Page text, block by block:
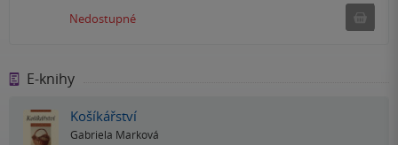
Nedostupné
E-knihy
Košíkářství
Gabriela Marková